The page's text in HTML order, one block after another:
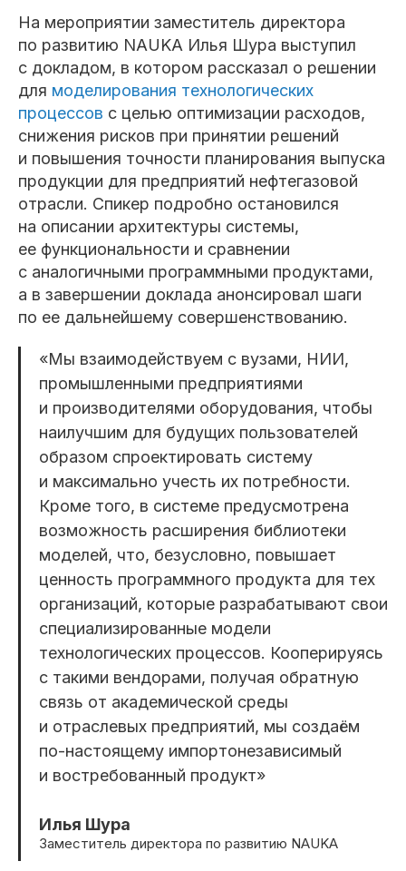
На мероприятии заместитель директора
по развитию NAUKA Илья Шура выступил
с докладом, в котором рассказал о решении
для моделирования технологических
процессов с целью оптимизации расходов,
снижения рисков при принятии решений
и повышения точности планирования выпуска
продукции для предприятий нефтегазовой
отрасли. Спикер подробно остановился
на описании архитектуры системы,
ее функциональности и сравнении
с аналогичными программными продуктами,
а в завершении доклада анонсировал шаги
по ее дальнейшему совершенствованию.
«Мы взаимодействуем с вузами, НИИ,
промышленными предприятиями
и производителями оборудования, чтобы
наилучшим для будущих пользователей
образом спроектировать систему
и максимально учесть их потребности.
Кроме того, в системе предусмотрена
возможность расширения библиотеки
моделей, что, безусловно, повышает
ценность программного продукта для тех
организаций, которые разрабатывают свои
специализированные модели
технологических процессов. Кооперируясь
с такими вендорами, получая обратную
связь от академической среды
и отраслевых предприятий, мы создаём
по-настоящему импортонезависимый
и востребованный продукт»
Илья Шура
Заместитель директора по развитию NAUKA